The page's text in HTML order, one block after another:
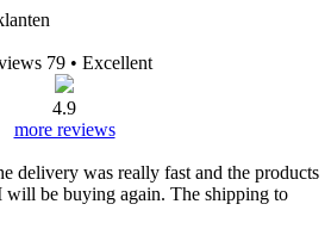
79 • Excellent
4.9
more reviews
delivery was really fast and the products
will be buying again. The shipping to